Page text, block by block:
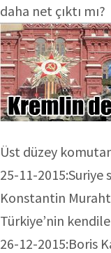
daha net çıktı mı?
Üst düzey
25-11-2015:Suriye
Konstantin
Türkiye’nin
26-12-2015:Boris